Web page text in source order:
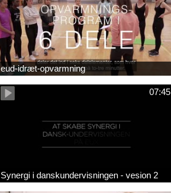
eud-idræt-opvarmning
07:45
Synergi i danskundervisningen - vesion 2